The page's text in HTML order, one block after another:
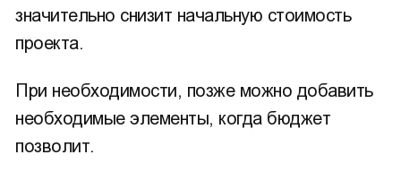
значительно снизит начальную стоимость
проекта.
При необходимости, позже можно добавить
необходимые элементы, когда бюджет
позволит.